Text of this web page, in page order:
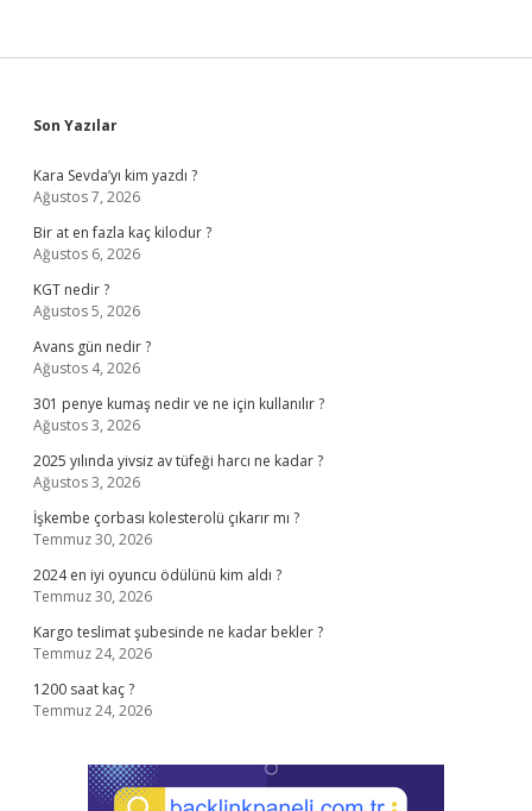
Sidebar
Son Yazılar
Kara Sevda’yı kim yazdı ?
Ağustos 7, 2026
Bir at en fazla kaç kilodur ?
Ağustos 6, 2026
KGT nedir ?
Ağustos 5, 2026
Avans gün nedir ?
Ağustos 4, 2026
301 penye kumaş nedir ve ne için kullanılır ?
Ağustos 3, 2026
2025 yılında yivsiz av tüfeği harcı ne kadar ?
Ağustos 3, 2026
İşkembe çorbası kolesterolü çıkarır mı ?
Temmuz 30, 2026
2024 en iyi oyuncu ödülünü kim aldı ?
Temmuz 30, 2026
Kargo teslimat şubesinde ne kadar bekler ?
Temmuz 24, 2026
1200 saat kaç ?
Temmuz 24, 2026